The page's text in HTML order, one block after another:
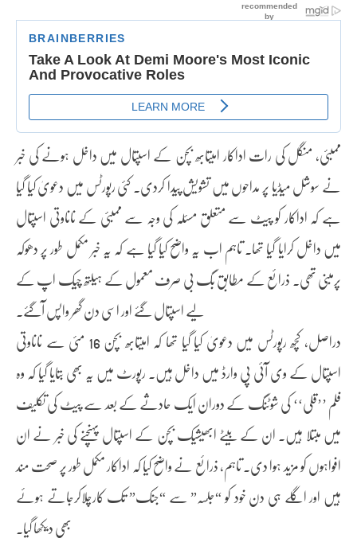
ممبئی، منگل کی رات اداکار امیتابھ بچن کے اسپتال میں داخل ہونے کی خبر
نے سوشل میڈیا پر مداحوں میں تشویش پیدا کردی۔ کئی رپورٹس میں دعویٰ کیا گیا
ہے کہ اداکار کو پیٹ سے متعلق مسئلہ کی وجہ سے ممبئی کے ناناوتی اسپتال
میں داخل کرایا گیا تھا۔ تاہم اب یہ واضح کیا گیا ہے کہ یہ خبر مکمل طور پر دھوکہ
پرمبنی تھی۔ ذرائع کے مطابق بگ بی صرف معمول کے ہیلتھ چیک اپ کے
لیے اسپتال گئے اور اسی دن گھر واپس آگئے۔
دراصل، کچھ رپورٹس میں دعویٰ کیا گیا تھا کہ امیتابھ بچن 16 مئی سے ناناوتی
اسپتال کے وی آئی پی وارڈ میں داخل ہیں۔ رپورٹ میں یہ بھی بتایا گیا کہ وہ
فلم ’’قلی‘‘ کی شوٹنگ کے دوران ایک حادثے کے بعد سے پیٹ کی تکلیف
میں مبتلا ہیں۔ ان کے بیٹے ابھیشیک بچن کے اسپتال پہنچنے کی خبر نے ان
افواہوں کو مزید ہوا دی۔ تاہم، ذرائع نے واضح کیا کہ اداکار مکمل طور پر صحت مند
ہیں اور اگلے ہی دن خود کو “جلسہ” سے “جنک” تک کارچلاکرجاتے ہوئے
بھی دیکھا گیا۔